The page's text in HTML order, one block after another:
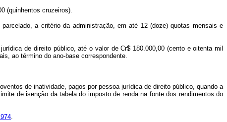
(quinhentos cruzeiros).
a critério da administração, em até 12 (doze) quotas mensais e
de direito público, até o valor de Cr$ 180.000,00 (cento e oitenta mil
ao término do ano-base correspondente.
de inatividade, pagos por pessoa jurídica de direito público, quando a
de isenção da tabela do imposto de renda na fonte dos rendimentos do